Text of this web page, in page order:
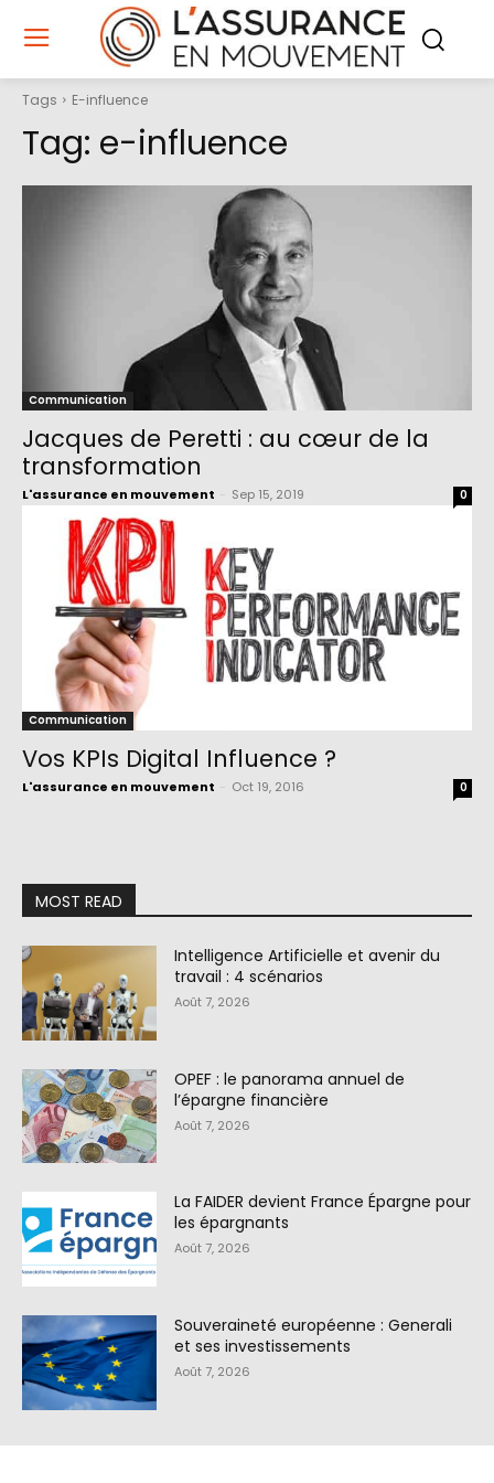
Tags E-influence
Tag: e-influence
Communication
Jacques de Peretti : au cœur de la
transformation
L'assurance en mouvement Sep 15, 2019 0
Communication
Vos KPIs Digital Influence ?
L'assurance en mouvement Oct 19, 2016 0
MOST READ
Intelligence Artificielle et avenir du
travail : 4 scénarios
Août 7, 2026
OPEF : le panorama annuel de
l’épargne financière
Août 7, 2026
La FAIDER devient France Épargne pour
les épargnants
Août 7, 2026
Souveraineté européenne : Generali
et ses investissements
Août 7, 2026